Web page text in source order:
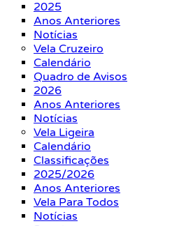
2025
Anos Anteriores
Notícias
Vela Cruzeiro
Calendário
Quadro de Avisos
2026
Anos Anteriores
Notícias
Vela Ligeira
Calendário
Classificações
2025/2026
Anos Anteriores
Vela Para Todos
Notícias